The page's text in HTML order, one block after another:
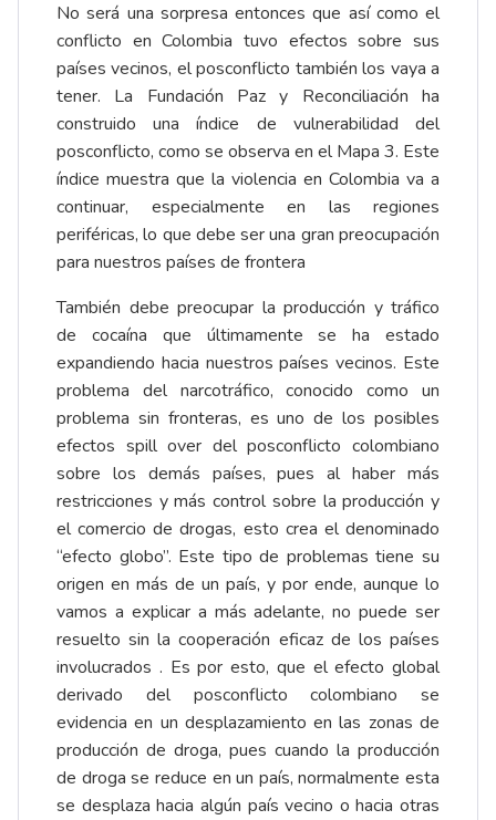
No será una sorpresa entonces que así como el
conflicto en Colombia tuvo efectos sobre sus
países vecinos, el posconflicto también los vaya a
tener. La Fundación Paz y Reconciliación ha
construido una índice de vulnerabilidad del
posconflicto, como se observa en el Mapa 3. Este
índice muestra que la violencia en Colombia va a
continuar, especialmente en las regiones
periféricas, lo que debe ser una gran preocupación
para nuestros países de frontera
También debe preocupar la producción y tráfico
de cocaína que últimamente se ha estado
expandiendo hacia nuestros países vecinos. Este
problema del narcotráfico, conocido como un
problema sin fronteras, es uno de los posibles
efectos spill over del posconflicto colombiano
sobre los demás países, pues al haber más
restricciones y más control sobre la producción y
el comercio de drogas, esto crea el denominado
“efecto globo”. Este tipo de problemas tiene su
origen en más de un país, y por ende, aunque lo
vamos a explicar a más adelante, no puede ser
resuelto sin la cooperación eficaz de los países
involucrados . Es por esto, que el efecto global
derivado del posconflicto colombiano se
evidencia en un desplazamiento en las zonas de
producción de droga, pues cuando la producción
de droga se reduce en un país, normalmente esta
se desplaza hacia algún país vecino o hacia otras